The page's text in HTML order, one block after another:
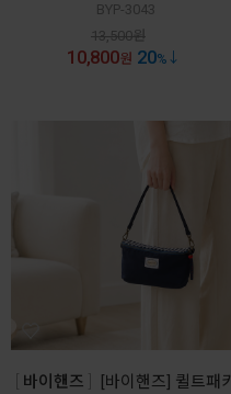
BYP-3043
13,500원
10,800원 20%
바이핸즈
[바이핸즈] 퀼트패키